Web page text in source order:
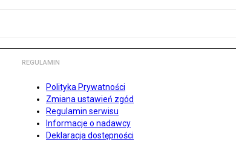
REGULAMIN
Polityka Prywatności
Zmiana ustawień zgód
Regulamin serwisu
Informacje o nadawcy
Deklaracja dostępności